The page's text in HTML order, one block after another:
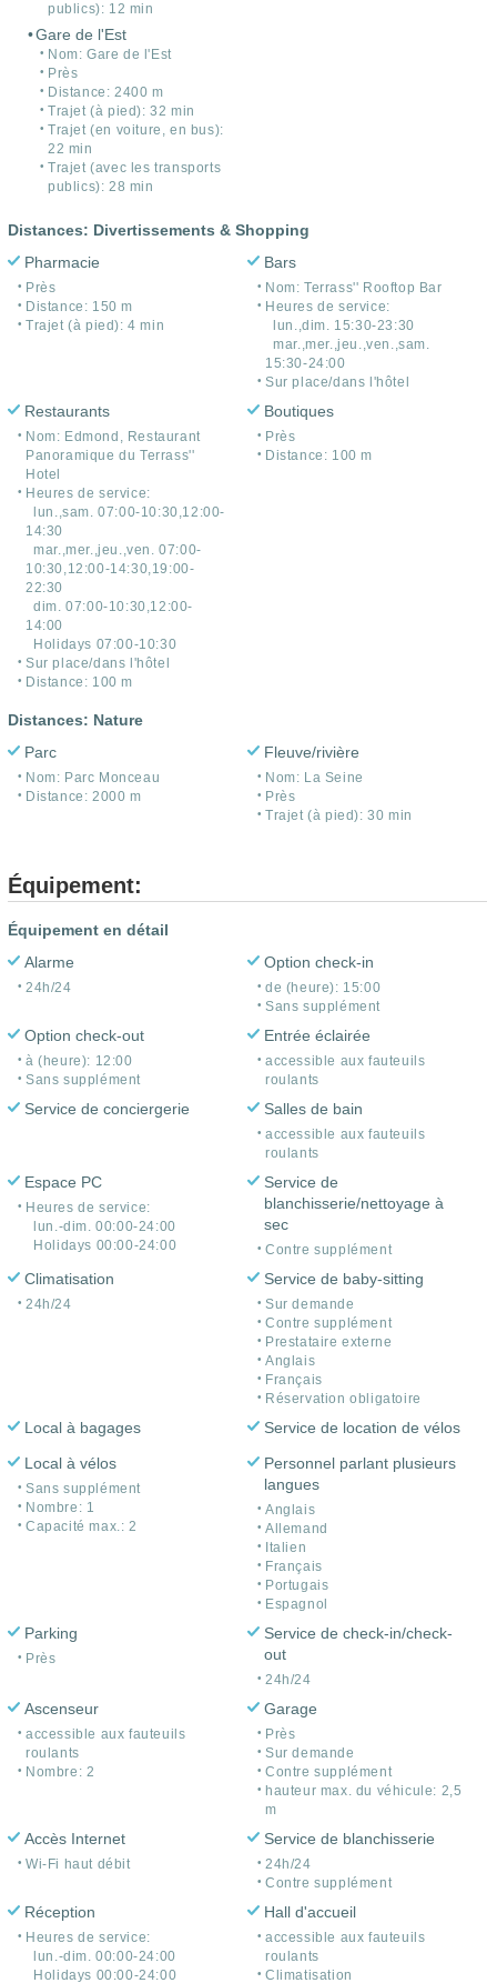
publics): 12 min
Gare de l'Est
Nom: Gare de l'Est
Près
Distance: 2400 m
Trajet (à pied): 32 min
Trajet (en voiture, en bus):
22 min
Trajet (avec les transports
publics): 28 min
Distances: Divertissements & Shopping
Pharmacie
Près
Distance: 150 m
Trajet (à pied): 4 min
Bars
Nom: Terrass'' Rooftop Bar
Heures de service:
lun.,dim. 15:30-23:30
mar.,mer.,jeu.,ven.,sam.
15:30-24:00
Sur place/dans l'hôtel
Restaurants
Nom: Edmond, Restaurant
Panoramique du Terrass''
Hotel
Heures de service:
lun.,sam. 07:00-10:30,12:00-
14:30
mar.,mer.,jeu.,ven. 07:00-
10:30,12:00-14:30,19:00-
22:30
dim. 07:00-10:30,12:00-
14:00
Holidays 07:00-10:30
Sur place/dans l'hôtel
Distance: 100 m
Boutiques
Près
Distance: 100 m
Distances: Nature
Parc
Nom: Parc Monceau
Distance: 2000 m
Fleuve/rivière
Nom: La Seine
Près
Trajet (à pied): 30 min
Équipement:
Équipement en détail
Alarme
24h/24
Option check-in
de (heure): 15:00
Sans supplément
Option check-out
à (heure): 12:00
Sans supplément
Entrée éclairée
accessible aux fauteuils
roulants
Service de conciergerie Salles de bain
accessible aux fauteuils
roulants
Espace PC
Heures de service:
lun.-dim. 00:00-24:00
Holidays 00:00-24:00
Service de
blanchisserie/nettoyage à
sec
Contre supplément
Climatisation
24h/24
Service de baby-sitting
Sur demande
Contre supplément
Prestataire externe
Anglais
Français
Réservation obligatoire
Local à bagages
Service de location de vélos
Local à vélos
Sans supplément
Nombre: 1
Capacité max.: 2
Personnel parlant plusieurs
langues
Anglais
Allemand
Italien
Français
Portugais
Espagnol
Parking
Près
Service de check-in/check-
out
24h/24
Ascenseur
accessible aux fauteuils
roulants
Nombre: 2
Garage
Près
Sur demande
Contre supplément
hauteur max. du véhicule: 2,5
m
Accès Internet
Wi-Fi haut débit
Service de blanchisserie
24h/24
Contre supplément
Réception
Heures de service:
lun.-dim. 00:00-24:00
Holidays 00:00-24:00
Hall d'accueil
accessible aux fauteuils
roulants
Climatisation